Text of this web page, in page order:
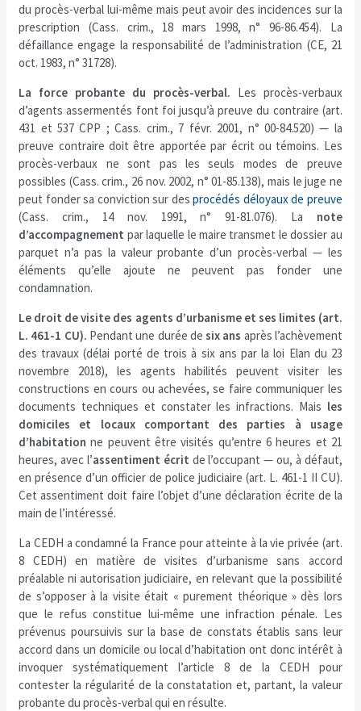
du procès-verbal lui-même mais peut avoir des incidences sur la
prescription (Cass. crim., 18 mars 1998, n° 96-86.454). La
défaillance engage la responsabilité de l’administration (CE, 21
oct. 1983, n° 31728).
La force probante du procès-verbal. Les procès-verbaux
d’agents assermentés font foi jusqu’à preuve du contraire (art.
431 et 537 CPP ; Cass. crim., 7 févr. 2001, n° 00-84.520) — la
preuve contraire doit être apportée par écrit ou témoins. Les
procès-verbaux ne sont pas les seuls modes de preuve
possibles (Cass. crim., 26 nov. 2002, n° 01-85.138), mais le juge ne
peut fonder sa conviction sur desprocédés déloyaux de preuve
(Cass. crim., 14 nov. 1991, n° 91-81.076). La note
d’accompagnement par laquelle le maire transmet le dossier au
parquet n’a pas la valeur probante d’un procès-verbal — les
éléments qu’elle ajoute ne peuvent pas fonder une
condamnation.
Le droit de visite des agents d’urbanisme et ses limites (art.
L. 461-1 CU). Pendant une durée desix ans après l’achèvement
des travaux (délai porté de trois à six ans par la loi Elan du 23
novembre 2018), les agents habilités peuvent visiter les
constructions en cours ou achevées, se faire communiquer les
documents techniques et constater les infractions. Mais les
domiciles et locaux comportant des parties à usage
d’habitation ne peuvent être visités qu’entre 6 heures et 21
heures, avec l’assentiment écrit de l’occupant — ou, à défaut,
en présence d’un officier de police judiciaire (art. L. 461-1 II CU).
Cet assentiment doit faire l’objet d’une déclaration écrite de la
main de l’intéressé.
La CEDH a condamné la France pour atteinte à la vie privée (art.
8 CEDH) en matière de visites d’urbanisme sans accord
préalable ni autorisation judiciaire, en relevant que la possibilité
de s’opposer à la visite était « purement théorique » dès lors
que le refus constitue lui-même une infraction pénale. Les
prévenus poursuivis sur la base de constats établis sans leur
accord dans un domicile ou local d’habitation ont donc intérêt à
invoquer systématiquement l’article 8 de la CEDH pour
contester la régularité de la constatation et, partant, la valeur
probante du procès-verbal qui en résulte.